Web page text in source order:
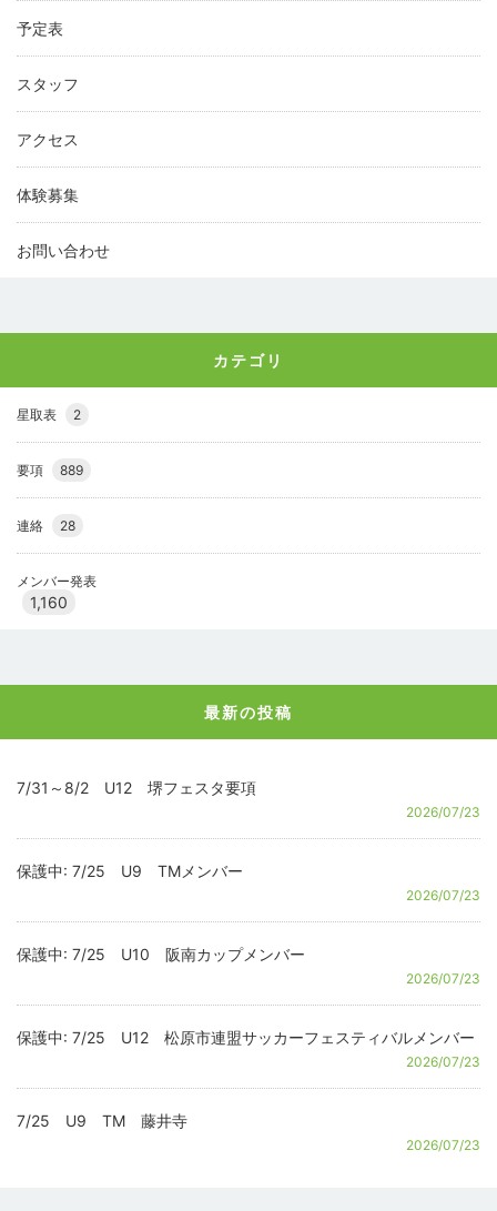
予定表
スタッフ
アクセス
体験募集
お問い合わせ
カテゴリ
星取表 2
要項 889
連絡 28
メンバー発表
1,160
最新の投稿
7/31～8/2 U12 堺フェスタ要項
2026/07/23
保護中: 7/25 U9 TMメンバー
2026/07/23
保護中: 7/25 U10 阪南カップメンバー
2026/07/23
保護中: 7/25 U12 松原市連盟サッカーフェスティバルメンバー
2026/07/23
7/25 U9 TM 藤井寺
2026/07/23